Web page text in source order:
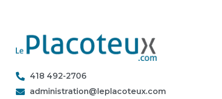
418 492-2706
administration@leplacoteux.com